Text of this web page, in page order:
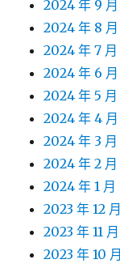
2024 年 9 月
2024 年 8 月
2024 年 7 月
2024 年 6 月
2024 年 5 月
2024 年 4 月
2024 年 3 月
2024 年 2 月
2024 年 1 月
2023 年 12 月
2023 年 11 月
2023 年 10 月